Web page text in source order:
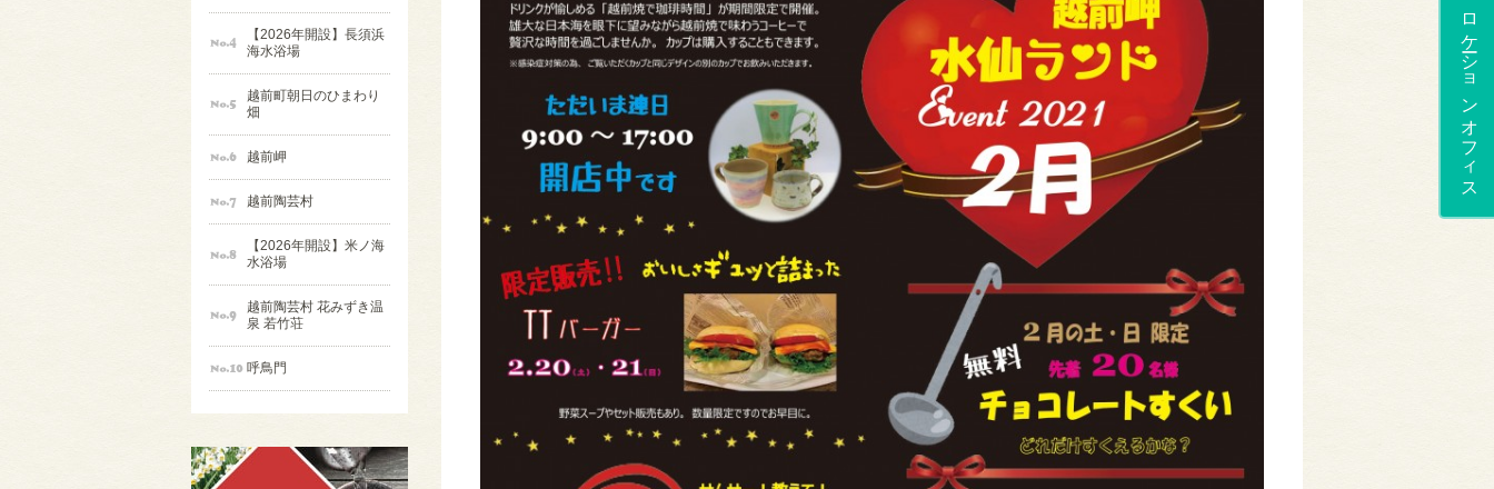
【2026年開設】長須浜
海水浴場
越前町朝日のひまわり
畑
越前岬
越前陶芸村
【2026年開設】米ノ海
水浴場
越前陶芸村 花みずき温
泉 若竹荘
呼鳥門
ロケーションオフィス